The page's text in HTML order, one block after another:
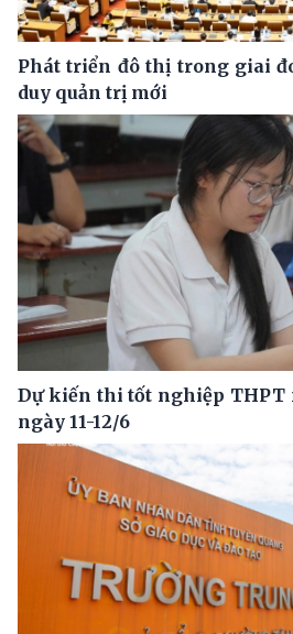
Phát triển đô thị trong giai
duy quản trị mới
Dự kiến thi tốt nghiệp THPT
ngày 11-12/6